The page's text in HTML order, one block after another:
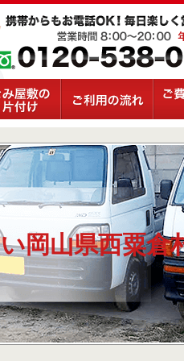
岡山県西粟倉